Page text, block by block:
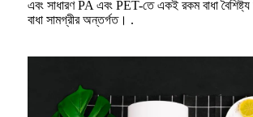
এবং সাধারণ PA এবং PET-তে একই রকম বাধা বৈশিষ্ট্য
বাধা সামগ্রীর অন্তর্গত। .